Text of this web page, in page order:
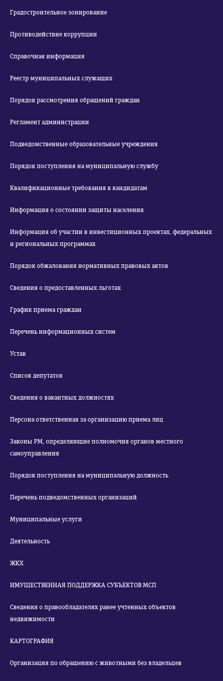
Градостроительное зонирование
Противодействие коррупции
Справочная информация
Реестр муниципальных служащих
Порядок рассмотрения обращений граждан
Регламент администрации
Подведомственные образовательные учреждения
Порядок поступления на муниципальную службу
Квалификационные требования к кандидатам
Информация о состоянии защиты населения
Информация об участии в инвестиционных проектах, федеральных
и региональных программах
Порядок обжалования нормативных правовых актов
Сведения о предоставленных льготах
График приема граждан
Перечень информационных систем
Устав
Список депутатов
Сведения о вакантных должностях
Персона ответственная за организацию приема лиц
Законы РМ, определяющие полномочия органов местного
самоуправления
Порядок поступления на муниципальную должность
Перечень подведомственных организаций
Муниципальные услуги
Деятельность
ЖКХ
ИМУЩЕСТВЕННАЯ ПОДДЕРЖКА СУБЪЕКТОВ МСП
Сведения о правообладателях ранее учтенных объектов
недвижимости
КАРТОГРАФИЯ
Организация по обращению с животными без владельцев